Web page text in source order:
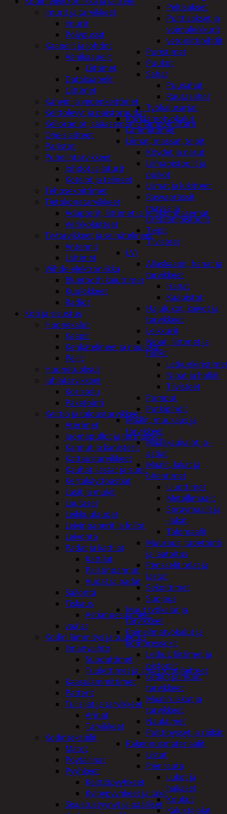
Peltisakset
Pulttisakset ja
voimaleikkurit
vetoniittipihdit
Puristimet
Puukot
Sahat
Puusahat
Rautasahat
Työkalusarjat
Korjaamotyökalut
Lämmittimet
Liimat, massat, teipit
Köydet ja narut
Liimapistoolit ja
puikot
Liimat ja lukitteet
Rasvaprässit,
massa ja
uretaanipistoolit
Teipit
Tiivisteet
LVI
Allaskaapit, hanat ja
tarvikkeet
Hanat
Kaapistot
Hajulukot, kaivot ja
tarvikkeet
Leikkurit
Nipat, liittimet ja
holkit
Nipat ja holkit
Tiivisteet
Pumput
Putkipihdit
Maalit, muuraus ja
tarvikkeet
Maalikaukalot ja -
astiat
Maalit, lakat ja
ohentimet
Liuottimet
Metallimaalit
Spraymaalit ja
-lakat
Talomaalit
Muuraus, tapetointi
ja laatoitus
Pensselit telat ja
lastat
Sekoittimet
Suojaus
Muut työkalut ja
tarvikkeet
Paineilmatyökalut ja
kompressorit
Letkut, liittimet ja
pistoolit
Letkut ja muut
tarvikkeet
Maaliruiskut ja
tarvikkeet
Naulaimet
Pulttipyssyt ja räikät
Rakennusmateriaalit
Listat
Pienrauta
Lukot ja
hakaset
Koukut
Kalustejalat
Imurit ja tarvikkeet
Imurit
Pölypussit
Kaapelit ja johdot
Äänikaapelit
Liittimet
Datakaapelit
Liittimet
Kahvin ja vedenkeittimet
Keittolevyt ja paistoraudat
Kelloradiot, sääasemat ja lämpömittarit
Oheislaitteet
Paristot
Puhelintarvikkeet
Johdot ja laturit
Kotelot ja telineet
Tehosekoittimet
Tietokonetarvikkeet
Adapterit, liittimet ja telakointiasemat
Verkkolaitteet
Tv-tarvikkeet ja seinätelineet
Antennit
Liittimet
Viihde-elektroniikka
Bluetooth kaiuttimet
Kuulokkeet
Radiot
Koti ja sisustus
Huonekalut
Kaapit
Kenkätelineet ja naulakot
Peilit
Huonetuoksut
Juhlatarvikkeet
Koristelu
Paketointi
Keittiö ja taloustarvikkeet
Aterimet
Juomapullot ja termokset
Kannut ja kanisterit
Kattaustarvikkeet
Kauhat, lastat ja sudit
Kertakäyttöastiat
Lasit ja mukit
Lautaset
Leikkuulaudat
Leivinpaperit ja foliot
Leivonta
Padat ja kattilat
Kattilat
Paistinpannut
Vuoat ja padat
Säilöntä
Tiskaus
Astianpesuaineet
vaa'at
Kodin lämmitys ja tuuletus
Ilmanvaihto
Suodattimet
Tuulettimet ja Ilmastointilaitteet
Kaasulämmittimet
Patterit
Tulisijat ja tarvikkeet
Arinat
Tarvikkeet
Kodintekstiilit
Matot
Pöytäliinat
Pyyhkeet
Keittiöpyyhkeet
Kylpypyyhkeet ja takit
Sisustustyynyt ja päälliset